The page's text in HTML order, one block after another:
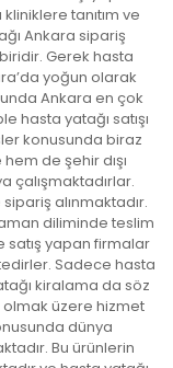
tanıtım ve
Ankara sipariş
Gerek hasta
yoğun olarak
Ankara en çok
hasta yatağı satışı
konusunda biraz
de şehir dışı
çalışmaktadırlar.
alınmaktadır.
diliminde teslim
satış yapan firmalar
Sadece hasta
kiralama da söz
olmak üzere hizmet
dünya
Bu ürünlerin